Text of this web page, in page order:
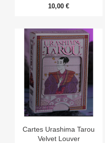
10,00 €
Cartes Urashima Tarou
Velvet Louver